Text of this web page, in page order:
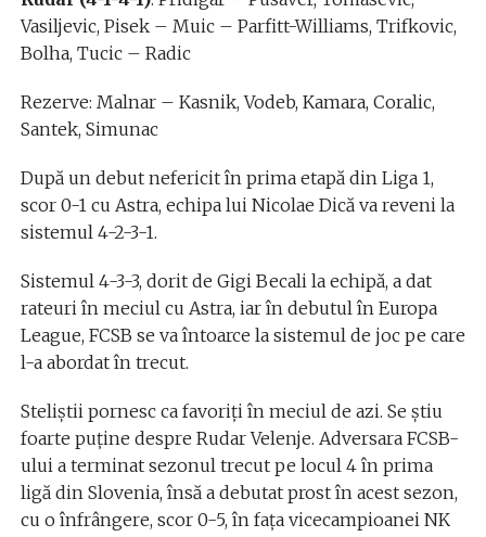
Vasiljevic, Pisek – Muic – Parfitt-Williams, Trifkovic,
Bolha, Tucic – Radic
Rezerve: Malnar – Kasnik, Vodeb, Kamara, Coralic,
Santek, Simunac
După un debut nefericit în prima etapă din Liga 1,
scor 0-1 cu Astra, echipa lui Nicolae Dică va reveni la
sistemul 4-2-3-1.
Sistemul 4-3-3, dorit de Gigi Becali la echipă, a dat
rateuri în meciul cu Astra, iar în debutul în Europa
League, FCSB se va întoarce la sistemul de joc pe care
l-a abordat în trecut.
Steliștii pornesc ca favoriți în meciul de azi. Se știu
foarte puține despre Rudar Velenje. Adversara FCSB-
ului a terminat sezonul trecut pe locul 4 în prima
ligă din Slovenia, însă a debutat prost în acest sezon,
cu o înfrângere, scor 0-5, în fața vicecampioanei NK